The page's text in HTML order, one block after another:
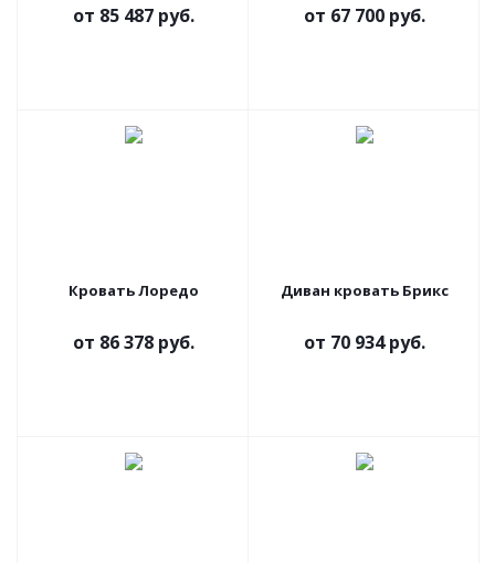
от 85 487 руб. от 67 700 руб.
Кровать Лоредо
от 86 378 руб.
Диван кровать Брикс
от 70 934 руб.